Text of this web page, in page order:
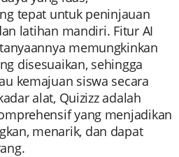
tepat untuk peninjauan
latihan mandiri. Fitur AI
memungkinkan
disesuaikan, sehingga
kemajuan siswa secara
alat, Quizizz adalah
yang menjadikan
menarik, dan dapat